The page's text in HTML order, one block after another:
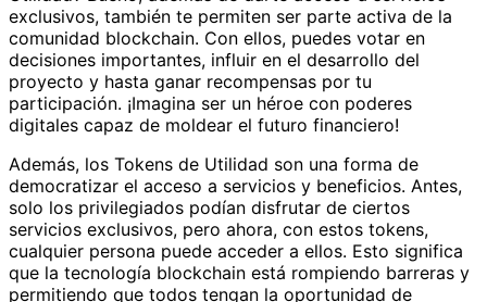
exclusivos, también te permiten ser parte activa de la
comunidad blockchain. Con ellos, puedes votar en
decisiones importantes, influir en el desarrollo del
proyecto y hasta ganar recompensas por tu
participación. ¡Imagina ser un héroe con poderes
digitales capaz de moldear el futuro financiero!
Además, los Tokens de Utilidad son una forma de
democratizar el acceso a servicios y beneficios. Antes,
solo los privilegiados podían disfrutar de ciertos
servicios exclusivos, pero ahora, con estos tokens,
cualquier persona puede acceder a ellos. Esto significa
que la tecnología blockchain está rompiendo barreras y
permitiendo que todos tengan la oportunidad de